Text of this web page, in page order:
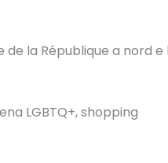
de la République a nord e
LGBTQ+, shopping